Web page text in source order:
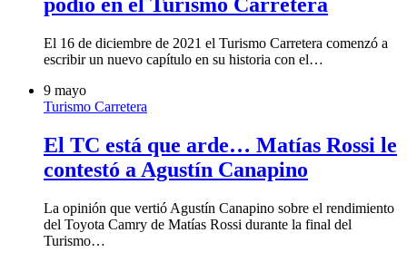
El 16 de diciembre de 2021 el Turismo Carretera comenzó a
escribir un nuevo capítulo en su historia con el…
9 mayo
Turismo Carretera
El TC está que arde… Matías Rossi le
contestó a Agustín Canapino
La opinión que vertió Agustín Canapino sobre el rendimiento
del Toyota Camry de Matías Rossi durante la final del
Turismo…